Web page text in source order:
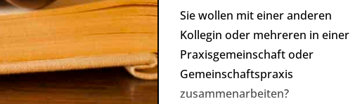
Sie wollen mit einer anderen
Kollegin oder mehreren in einer
Praxisgemeinschaft oder
Gemeinschaftspraxis
zusammenarbeiten?